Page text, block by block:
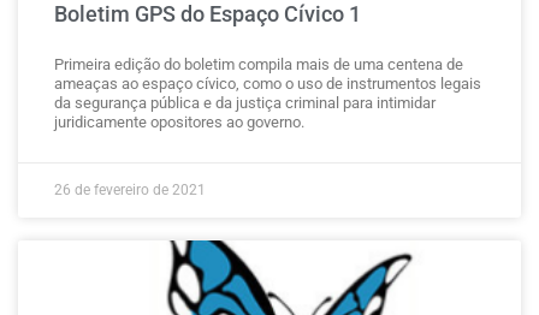
Boletim GPS do Espaço Cívico 1
Primeira edição do boletim compila mais de uma centena de
ameaças ao espaço cívico, como o uso de instrumentos legais
da segurança pública e da justiça criminal para intimidar
juridicamente opositores ao governo.
26 de fevereiro de 2021